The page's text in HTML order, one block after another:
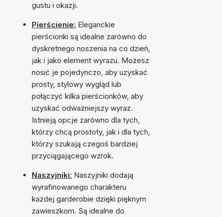
gustu i okazji.
Pierścienie: Eleganckie
pierścionki są idealne zarówno do
dyskretnego noszenia na co dzień,
jak i jako element wyrazu. Możesz
nosić je pojedynczo, aby uzyskać
prosty, stylowy wygląd lub
połączyć kilka pierścionków, aby
uzyskać odważniejszy wyraz.
Istnieją opcje zarówno dla tych,
którzy chcą prostoty, jak i dla tych,
którzy szukają czegoś bardziej
przyciągającego wzrok.
Naszyjniki: Naszyjniki dodają
wyrafinowanego charakteru
każdej garderobie dzięki pięknym
zawieszkom. Są idealne do